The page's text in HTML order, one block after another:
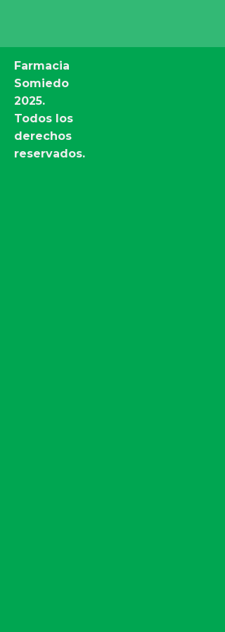
Farmacia
Somiedo
2025.
Todos los
derechos
reservados.